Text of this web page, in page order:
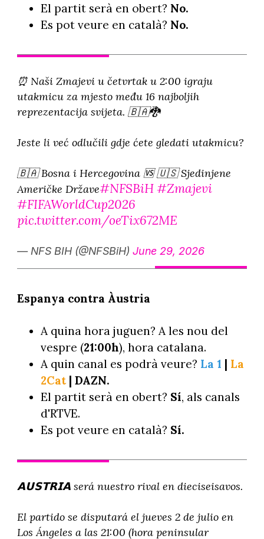
El partit serà en obert? No.
Es pot veure en català? No.
⏰ Naši Zmajevi u četvrtak u 2:00 igraju
utakmicu za mjesto među 16 najboljih
reprezentacija svijeta. 🇧🇦🐉
Jeste li već odlučili gdje ćete gledati utakmicu?
🇧🇦 Bosna i Hercegovina 🆚 🇺🇸 Sjedinjene
Američke Države#NFSBiH#Zmajevi
#FIFAWorldCup2026
pic.twitter.com/oeTix672ME
— NFS BIH (@NFSBiH) June 29, 2026
Espanya contra Àustria
A quina hora juguen? A les nou del
vespre (21:00h), hora catalana.
A quin canal es podrà veure? La 1 | La
2Cat| DAZN.
El partit serà en obert? Sí, als canals
d'RTVE.
Es pot veure en català? Sí.
𝗔𝗨𝗦𝗧𝗥𝗜𝗔 será nuestro rival en dieciseisavos.
El partido se disputará el jueves 2 de julio en
Los Ángeles a las 21:00 (hora peninsular